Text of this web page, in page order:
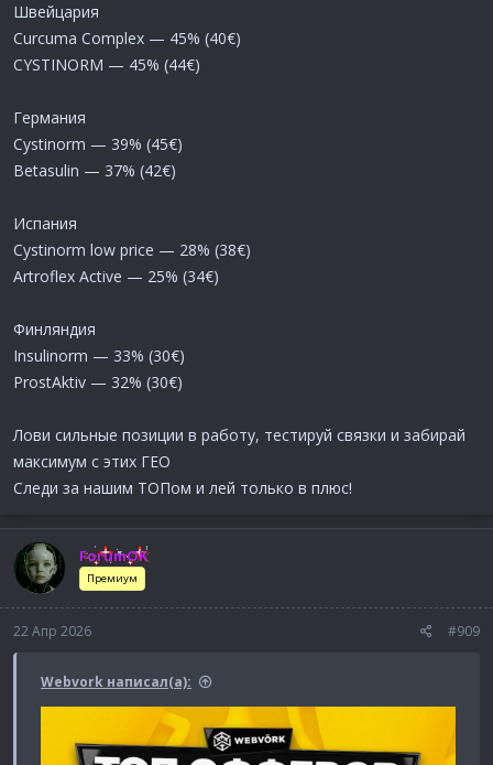
Австрия — от 45€
Parazicid – очищение от паразитов
Португалия — от 34€
Актуальные ниши, сильные офферы и новые ГЕО —
идеальный момент увеличить объемы и профит!
Все уже доступно в вашем личном кабинете!
Швейцария
Curcuma Complex — 45% (40€)
CYSTINORM — 45% (44€)
Германия
Cystinorm — 39% (45€)
Betasulin — 37% (42€)
Испания
Cystinorm low price — 28% (38€)
Artroflex Active — 25% (34€)
Финляндия
Insulinorm — 33% (30€)
ProstAktiv — 32% (30€)
Лови сильные позиции в работу, тестируй связки и забирай
максимум с этих ГЕО
Следи за нашим ТОПом и лей только в плюс!
ForumOK
Премиум
22 Апр 2026 #909
Webvork написал(а):